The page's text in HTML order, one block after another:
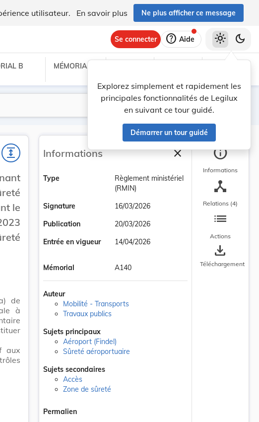
utilisateur. En savoir plus Ne plus afficher ce message
Se connecter help Aide
Explorez simplement et rapidement les
principales fonctionnalités de Legilux
en suivant ce tour guidé.
Démarrer un tour guidé
light_mode dark_mode
B MÉMORIAL C
Lancer la recherche
Filtres
expand
le
de
à
aux
Informations closeFermer la barre
Type
Règlement ministériel
(RMIN)
Signature
16/03/2026
Publication
20/03/2026
Entrée en vigueur
14/04/2026
Mémorial A140
Auteur
Mobilité - Transports
Travaux publics
Sujets principaux
Aéroport (Findel)
Sûreté aéroportuaire
Sujets secondaires
Accès
Zone de sûreté
Permalien
info
Informations
device_hub
Relations (4)
list
Actions
save_alt
Téléchargement